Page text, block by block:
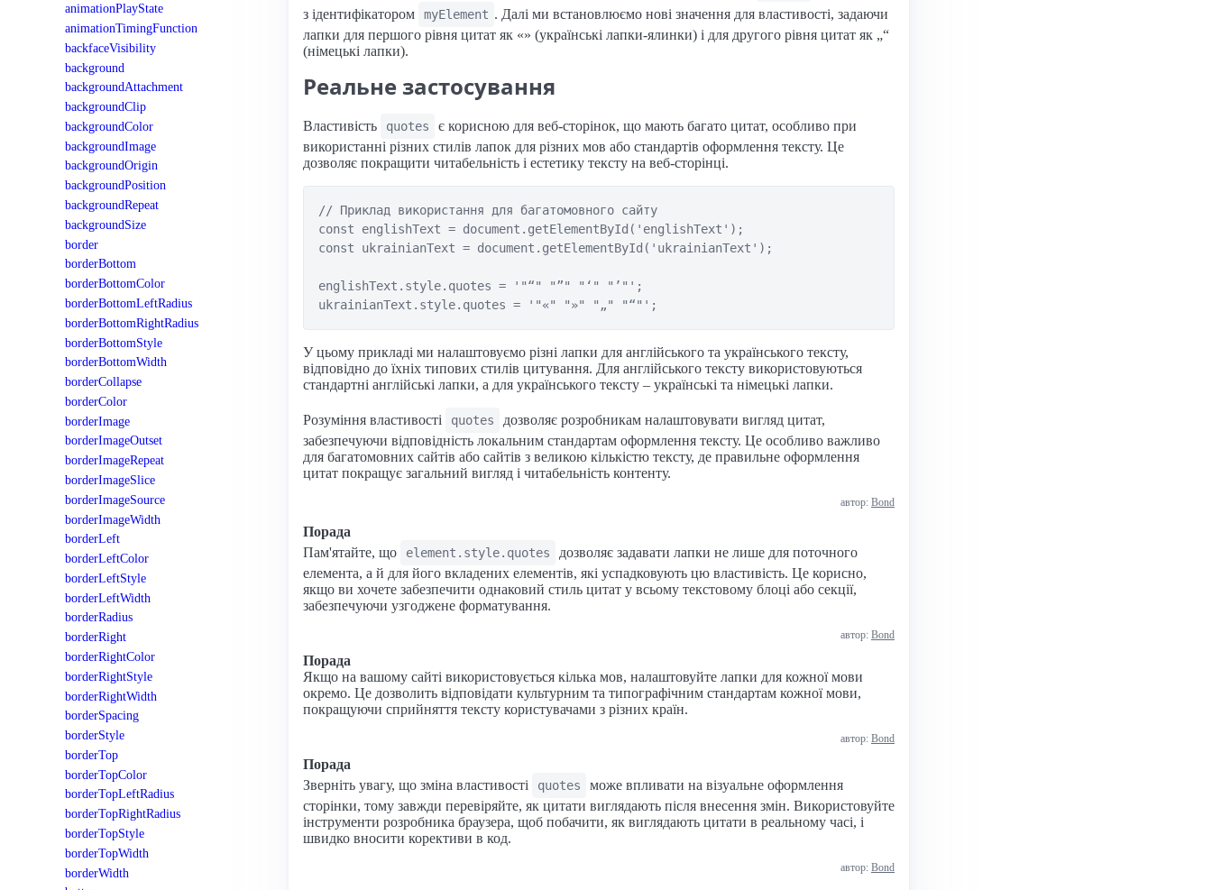
animationPlayState
animationTimingFunction
backfaceVisibility
background
backgroundAttachment
backgroundClip
backgroundColor
backgroundImage
backgroundOrigin
backgroundPosition
backgroundRepeat
backgroundSize
border
borderBottom
borderBottomColor
borderBottomLeftRadius
borderBottomRightRadius
borderBottomStyle
borderBottomWidth
borderCollapse
borderColor
borderImage
borderImageOutset
borderImageRepeat
borderImageSlice
borderImageSource
borderImageWidth
borderLeft
borderLeftColor
borderLeftStyle
borderLeftWidth
borderRadius
borderRight
borderRightColor
borderRightStyle
borderRightWidth
borderSpacing
borderStyle
borderTop
borderTopColor
borderTopLeftRadius
borderTopRightRadius
borderTopStyle
borderTopWidth
borderWidth
з ідентифікатором
myElement . Далі ми встановлюємо нові значення для властивості, задаючи
лапки для першого рівня цитат як «» (українські лапки-ялинки) і для другого рівня цитат як „“
(німецькі лапки).
Реальне застосування
Властивість quotes
є корисною для веб-сторінок, що мають багато цитат, особливо при
використанні різних стилів лапок для різних мов або стандартів оформлення тексту. Це
дозволяє покращити читабельність і естетику тексту на веб-сторінці.
// Приклад використання для багатомовного сайту
const englishText = document.getElementById('englishText');
const ukrainianText = document.getElementById('ukrainianText');
englishText.style.quotes = '"“" "”" "‘" "’"';
У цьому прикладі ми налаштовуємо різні лапки для англійського та українського тексту,
відповідно до їхніх типових стилів цитування. Для англійського тексту використовуються
стандартні англійські лапки, а для українського тексту – українські та німецькі лапки.
Розуміння властивості quotes
дозволяє розробникам налаштовувати вигляд цитат,
забезпечуючи відповідність локальним стандартам оформлення тексту. Це особливо важливо
для багатомовних сайтів або сайтів з великою кількістю тексту, де правильне оформлення
цитат покращує загальний вигляд і читабельність контенту.
автор: Bond
Порада
Пам'ятайте, що
element.style.quotes
дозволяє задавати лапки не лише для поточного
елемента, а й для його вкладених елементів, які успадковують цю властивість. Це корисно,
якщо ви хочете забезпечити однаковий стиль цитат у всьому текстовому блоці або секції,
забезпечуючи узгоджене форматування.
автор: Bond
Порада
Якщо на вашому сайті використовується кілька мов, налаштовуйте лапки для кожної мови
окремо. Це дозволить відповідати культурним та типографічним стандартам кожної мови,
покращуючи сприйняття тексту користувачами з різних країн.
автор: Bond
Порада
Зверніть увагу, що зміна властивості
quotes
може впливати на візуальне оформлення
сторінки, тому завжди перевіряйте, як цитати виглядають після внесення змін. Використовуйте
інструменти розробника браузера, щоб побачити, як виглядають цитати в реальному часі, і
швидко вносити корективи в код.
автор: Bond